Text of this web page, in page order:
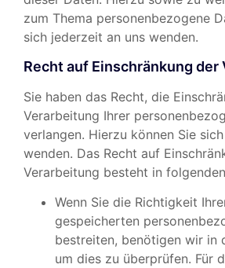
zum Thema personenbezogene
sich jederzeit an uns wenden.
Recht auf Einschränkung der
Sie haben das Recht, die
Verarbeitung Ihrer
verlangen. Hierzu können Sie
wenden. Das Recht auf
Verarbeitung besteht in
Wenn Sie die Richtigkeit
gespeicherten
bestreiten, benötigen wir in
um dies zu überprüfen. Für